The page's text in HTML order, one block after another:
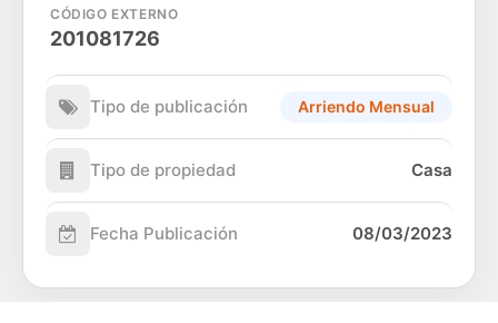
CÓDIGO EXTERNO
201081726
Tipo de publicación Arriendo Mensual
Tipo de propiedad Casa
Fecha Publicación 08/03/2023